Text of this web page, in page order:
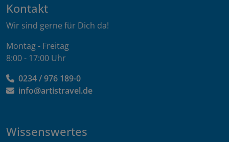
Kontakt
Wir sind gerne für Dich da!
Montag - Freitag
8:00 - 17:00 Uhr
0234 / 976 189-0
info@artistravel.de
Wissenswertes